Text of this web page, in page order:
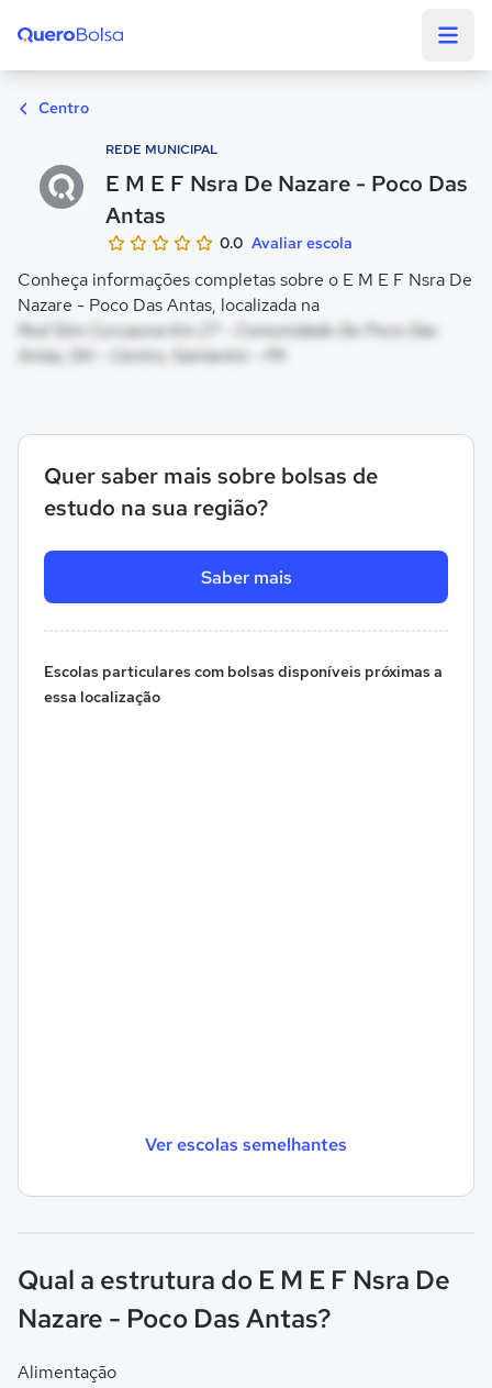
Centro
REDE MUNICIPAL
E M E F Nsra De Nazare - Poco Das
Antas
0.0 Avaliar escola
Conheça informações completas sobre o E M E F Nsra De
Nazare - Poco Das Antas, localizada na
Rod Stm Curuauna Km 27 - Comunidade De Poco Das
Antas, SN - Centro, Santarém - PA
Quer saber mais sobre bolsas de
estudo na sua região?
Saber mais
Escolas particulares com bolsas disponíveis próximas a
essa localização
Ver escolas semelhantes
Qual a estrutura do E M E F Nsra De
Nazare - Poco Das Antas?
Alimentação